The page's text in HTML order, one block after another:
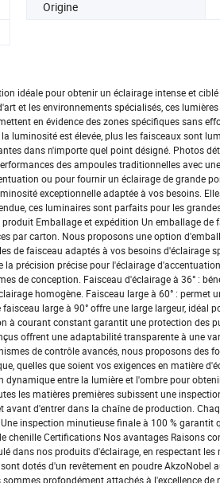
Origine
idéale pour obtenir un éclairage intense et
et les environnements spécialisés, ces
en évidence des zones spécifiques sans
est élevée, plus les faisceaux sont
dans n'importe quel point désigné. Photos
des ampoules traditionnelles avec
ou pour fournir un éclairage de grande
exceptionnelle adaptée à vos besoins.
ces luminaires sont parfaits pour les
Emballage et expédition Un emballage
par carton. Nous proposons une option
de faisceau adaptés à vos besoins d'éclairage
précision précise pour l'éclairage
de conception. Faisceau d'éclairage à 36° :
homogène. Faisceau large à 60° : permet
large à 90° offre une large largeur, idéal
courant constant garantit une protection des
offrent une adaptabilité transparente à une
de contrôle avancés, nous proposons des
quelles que soient vos exigences en matière
entre la lumière et l'ombre pour
les matières premières subissent une
d'entrer dans la chaîne de production.
inspection minutieuse finale à 100 % garantit
Certifications Nos avantages Raisons
nos produits d'éclairage, en respectant les
dotés d'un revêtement en poudre AkzoNobel
profondément attachés à l'excellence de